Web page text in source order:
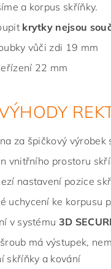
a korpus skříňky.
krytky nejsou
vůči zdi 19 mm
22 mm
za špičkový výrobek
vnitřního prostoru
nastavení pozice
uchycení ke korpusu
v systému 3D
má výstupek,
skříňky a kování